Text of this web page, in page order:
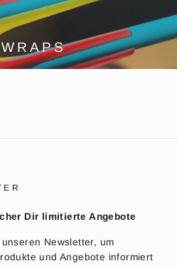
WRAPS
Dir limitierte Angebote
Newsletter, um
und Angebote informiert